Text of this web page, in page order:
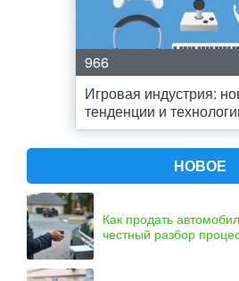
966
Игровая индустрия:
тенденции и
НОВОЕ
Как продать
честный разбор